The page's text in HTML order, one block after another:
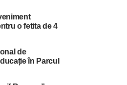
la concertul Ed Sheeran
se redeschid în 20
multimedia şi un
o fetita de 4
de
în Parcul